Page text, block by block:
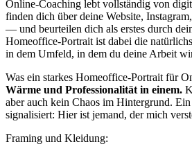
Online-Coaching lebt vollständig von
finden dich über deine Website,
— und beurteilen dich als erstes durch
Homeoffice-Portrait ist dabei die
in dem Umfeld, in dem du deine Arbeit
Was ein starkes Homeoffice-Portrait für
Wärme und Professionalität in einem.
aber auch kein Chaos im Hintergrund.
signalisiert: Hier ist jemand, der mich
Framing und Kleidung: